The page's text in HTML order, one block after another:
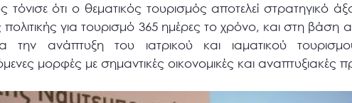
ότι ο θεματικός τουρισμός αποτελεί στρατηγικό
πολιτικής για τουρισμό 365 ημέρες το χρόνο, και στη βάση
την ανάπτυξη του ιατρικού και ιαματικού
μορφές με σημαντικές οικονομικές και αναπτυξιακές